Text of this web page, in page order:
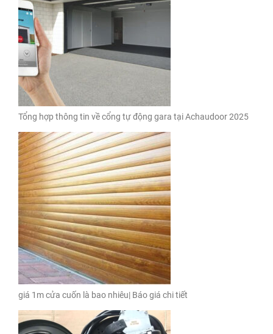
Tổng hợp thông tin về cổng tự động gara tại Achaudoor 2025
giá 1m cửa cuốn là bao nhiêu| Báo giá chi tiết